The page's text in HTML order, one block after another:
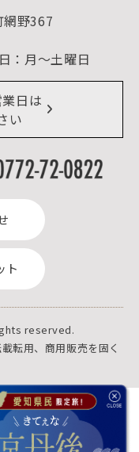
）
網野367
月～土曜日
日は
い
ト
reserved.
転用、商用販売を固く